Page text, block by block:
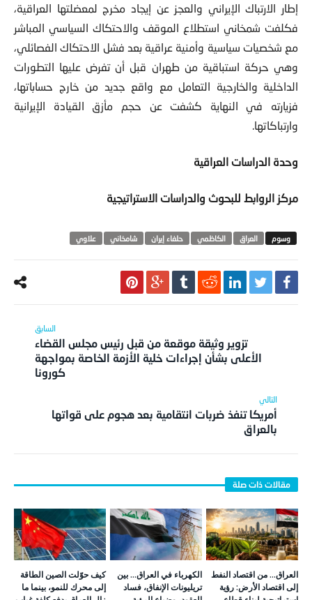
إطار الارتباك الإيراني والعجز عن إيجاد مخرج لمعضلتها العراقية،
فكلفت شمخاني استطلاع الموقف والاحتكاك السياسي المباشر
مع شخصيات سياسية وأمنية عراقية بعد فشل الاحتكاك الفصائلي،
وهي حركة استباقية من طهران قبل أن تفرض عليها التطورات
الداخلية والخارجية التعامل مع واقع جديد من خارج حساباتها،
فزيارته في النهاية كشفت عن حجم مأزق القيادة الإيرانية
وارتباكاتها.
وحدة الدراسات العراقية
مركز الروابط للبحوث والدراسات الاستراتيجية
العراق الكاظمي حلفاء إيران شامخاني علاوي
تزوير وثيقة موقعة من قبل رئيس مجلس القضاء
الأعلى بشأن إجراءات خلية الأزمة الخاصة بمواجهة
كورونا
أمريكا تنفذ ضربات انتقامية بعد هجوم على قواتها
بالعراق
العراق… من اقتصاد النفط
إلى اقتصاد الأرض: رؤية
الكهرباء في العراق… بين
تريليونات الإنفاق، فساد
كيف حوّلت الصين الطاقة
إلى محرك للنمو، بينما ما